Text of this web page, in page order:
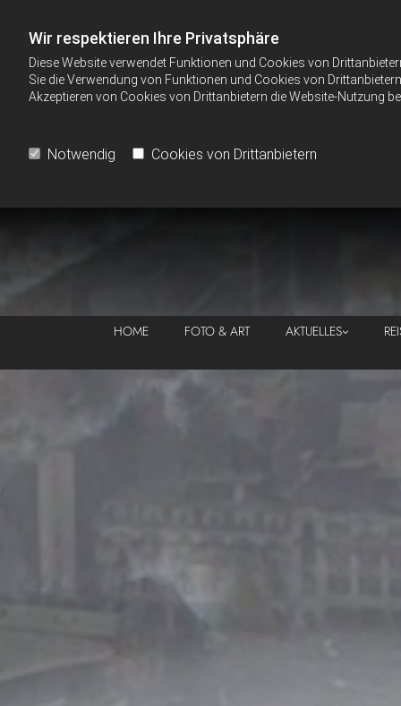
Wir respektieren Ihre Privatsphäre
Diese Website verwendet Funktionen und Cookies von
Sie die Verwendung von Funktionen und Cookies von
Akzeptieren von Cookies von Drittanbietern die Website-Nutzung
Notwendig Cookies von Drittanbietern
HOME FOTO & ART AKTUELLES